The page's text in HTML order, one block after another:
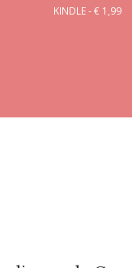
KINDLE - € 1,99